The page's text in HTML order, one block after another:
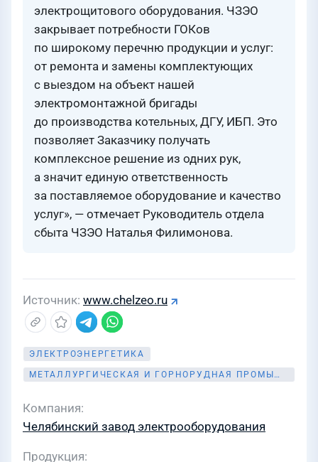
электрощитового оборудования. ЧЗЭО
закрывает потребности ГОКов
по широкому перечню продукции и услуг:
от ремонта и замены комплектующих
с выездом на объект нашей
электромонтажной бригады
до производства котельных, ДГУ, ИБП. Это
позволяет Заказчику получать
комплексное решение из одних рук,
а значит единую ответственность
за поставляемое оборудование и качество
услуг», — отмечает Руководитель отдела
сбыта ЧЗЭО Наталья Филимонова.
Источник www.chelzeo.ru
ЭЛЕКТРОЭНЕРГЕТИКА
МЕТАЛЛУРГИЧЕСКАЯ И ГОРНОРУДНАЯ ПРОМЫШЛЕННОСТЬ
Компания
Челябинский завод электрооборудования
Продукция